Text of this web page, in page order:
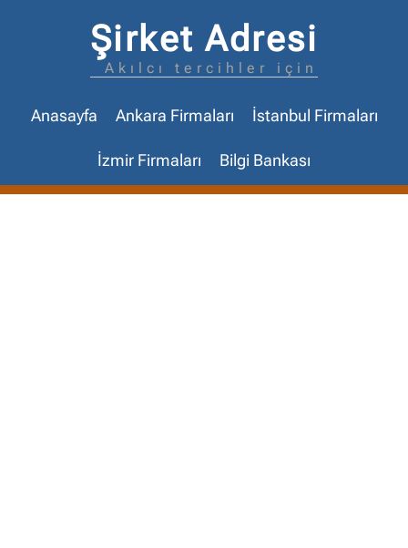
Şirket Adresi
Akılcı tercihler için
Anasayfa Ankara Firmaları İstanbul Firmaları
İzmir Firmaları Bilgi Bankası